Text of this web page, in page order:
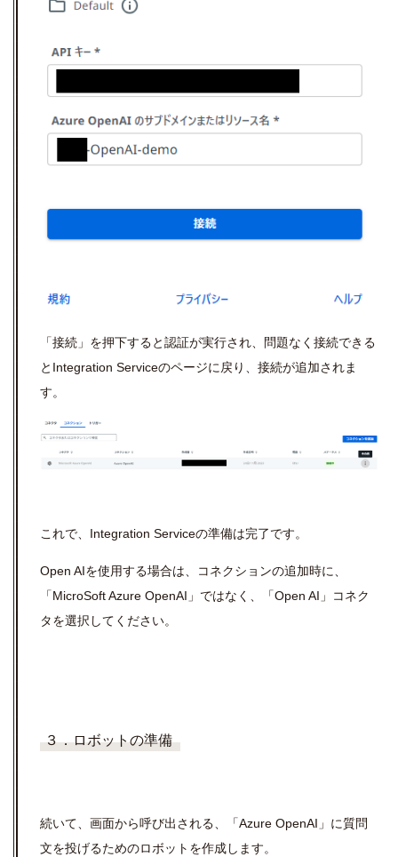
「接続」を押下すると認証が実行され、問題なく接続できる
と Integration Serviceのページに戻り、接続が追加されま
す。
これで、 Integration Serviceの準備は完了です。
Open AIを使用する場合は、コネクションの追加時に、
「MicroSoft Azure OpenAI 」ではなく、「Open AI 」コネク
タを選択してください。
３．ロボットの準備
続いて、画面から呼び出される、「Azure OpenAI 」に質問
文を投げるためのロボットを作成します。